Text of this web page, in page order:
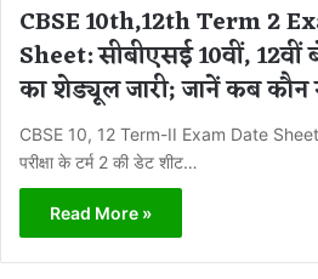
CBSE 10th,12th Term 2
Sheet: सीबीएसई 10वीं, 12वीं
का शेड्यूल जारी; जानें कब कौन
CBSE 10, 12 Term-II Exam Date Sheet:
परीक्षा के टर्म 2 की डेट शीट…
Read More »